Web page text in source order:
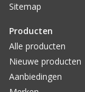
Sitemap
Producten
Alle producten
Nieuwe producten
Aanbiedingen